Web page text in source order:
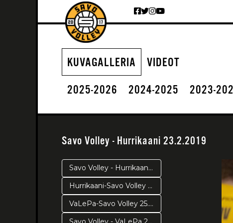
KUVAGALLERIA
VIDEOT
2025-2026
2024-2025 2023-
Savo Volley - Hurrikaani 23.2.2019
Savo Volley - Hurrikaani 4.4.2019 Pronssipeli 2
Hurrikaani-Savo Volley 2.4.2019 Pronssipeli 1
VaLePa-Savo Volley 25.3. Välierä 5